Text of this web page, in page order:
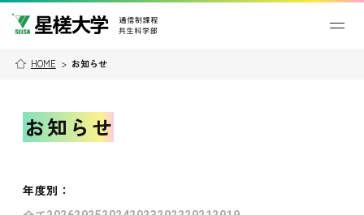
HOME > お知らせ
お知らせ
年度別 ：